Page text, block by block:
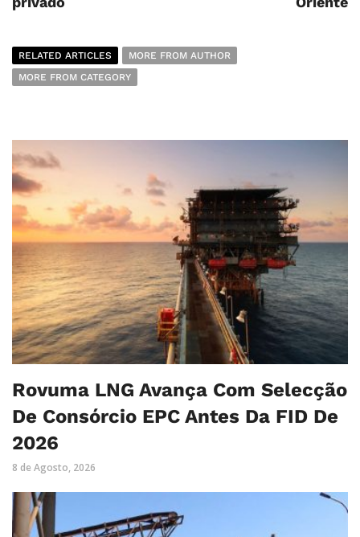
RELATED ARTICLES
MORE FROM AUTHOR
MORE FROM CATEGORY
Rovuma LNG Avança Com Selecção
De Consórcio EPC Antes Da FID De
2026
8 de Agosto, 2026